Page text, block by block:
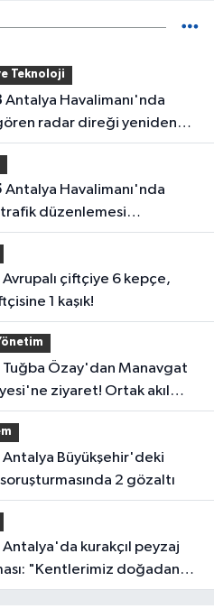
Teknoloji
radar direği yeniden
düzenlemesi
Yolculara uyarı
1 kaşık!
ziyaret! Ortak akıl
destek verdi
2 gözaltı
"Kentlerimiz doğadan